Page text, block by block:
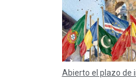
Abierto el plazo de